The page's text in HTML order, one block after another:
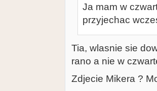
Ja mam w
przyjechac
Tia, wlasnie sie
rano a nie w
Zdjecie Mikera ?